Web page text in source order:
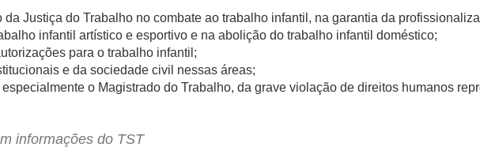
Justiça do Trabalho no combate ao trabalho infantil, na garantia da
infantil artístico e esportivo e na abolição do trabalho infantil doméstico;
para o trabalho infantil;
e da sociedade civil nessas áreas;
o Magistrado do Trabalho, da grave violação de direitos humanos
informações do TST